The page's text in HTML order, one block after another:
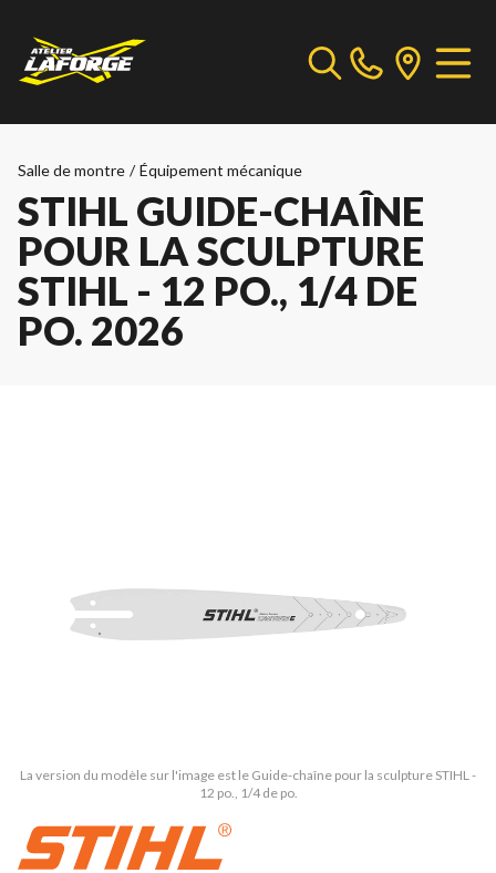
Salle de montre / Équipement mécanique
STIHL GUIDE-CHAÎNE
POUR LA SCULPTURE
STIHL - 12 PO., 1/4 DE
PO. 2026
La version du modèle sur l'image est le Guide-chaîne pour la sculpture STIHL -
12 po., 1/4 de po.